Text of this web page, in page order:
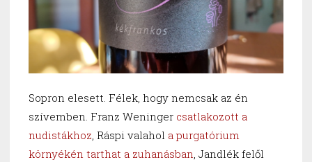
Sopron elesett. Félek, hogy nemcsak az én
szívemben. Franz Weninger csatlakozott a
nudistákhoz, Ráspi valahol a purgatórium
környékén tarthat a zuhanásban, Jandlék felől